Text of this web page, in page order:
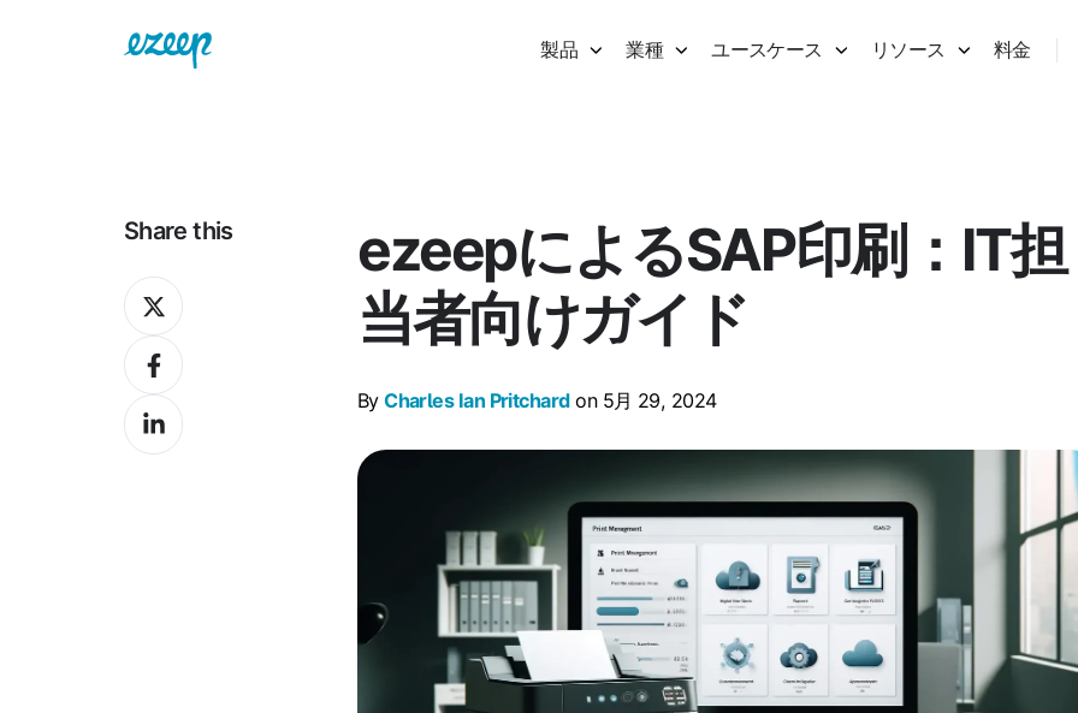
製品 業種 ユースケース リソース 料金
ezeepによるSAP印刷：IT担
当者向けガイド
ByCharles Ian Pritchardon 5月 29, 2024
Share this
Share
on
XShare
on
Facebook
Share
on